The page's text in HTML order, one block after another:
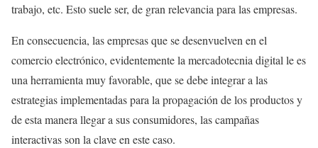
trabajo, etc. Esto suele ser, de gran relevancia para las empresas.
En consecuencia, las empresas que se desenvuelven en el
comercio electrónico, evidentemente la mercadotecnia digital le es
una herramienta muy favorable, que se debe integrar a las
estrategias implementadas para la propagación de los productos y
de esta manera llegar a sus consumidores, las campañas
interactivas son la clave en este caso.